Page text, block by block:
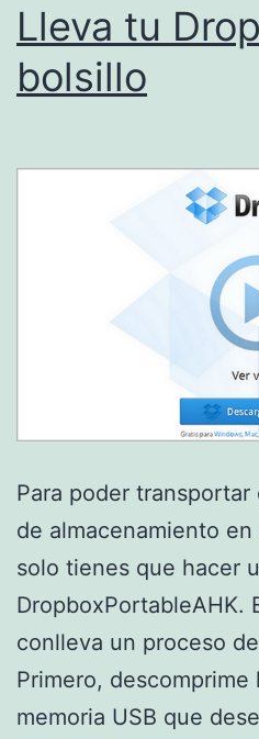
Lleva tu
bolsillo
Para poder
de almacenamiento
solo tienes que hacer
DropboxPortableAHK.
conlleva un proceso
Primero, descomprime
memoria USB que